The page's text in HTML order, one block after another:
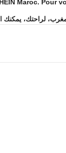
Maroc. Pour
لراحتك، يمكنك